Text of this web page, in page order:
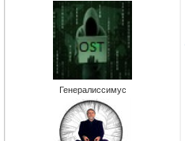
Генералиссимус